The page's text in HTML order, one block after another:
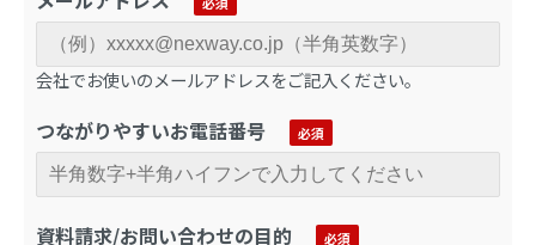
会社でお使いのメールアドレスをご記入ください。
つながりやすいお電話番号
資料請求/お問い合わせの目的